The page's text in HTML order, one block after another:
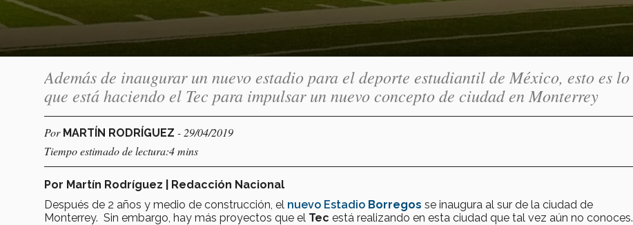
Además de inaugurar un nuevo estadio para el deporte estudiantil de México, esto es lo
que está haciendo el Tec para impulsar un nuevo concepto de ciudad en Monterrey
Por MARTÍN RODRÍGUEZ - 29/04/2019
Tiempo estimado de lectura:4 mins
Por Martín Rodríguez | Redacción Nacional
Después de 2 años y medio de construcción, el nuevo Estadio Borregos se inaugura al sur de la ciudad de
Monterrey. Sin embargo, hay más proyectos que el Tec está realizando en esta ciudad que tal vez aún no conoces.